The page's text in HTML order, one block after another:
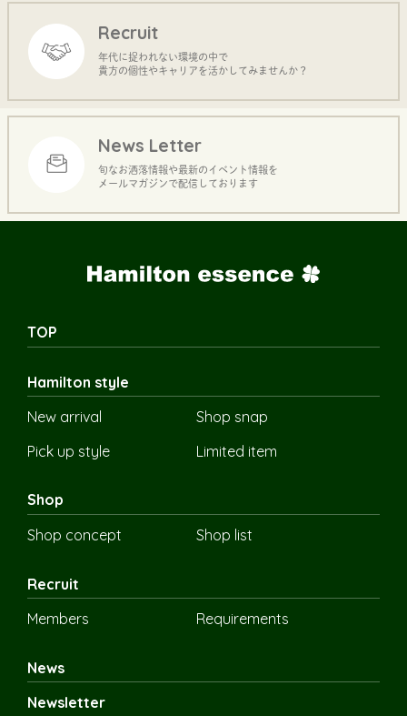
Recruit
年代に捉われない環境の中で
貴方の個性やキャリアを活かしてみませんか？
News Letter
旬なお洒落情報や最新のイベント情報を
メールマガジンで配信しております
TOP
Hamilton style
New arrival
Shop snap
Pick up style
Limited item
Shop
Shop concept
Shop list
Recruit
Members
Requirements
News
Newsletter